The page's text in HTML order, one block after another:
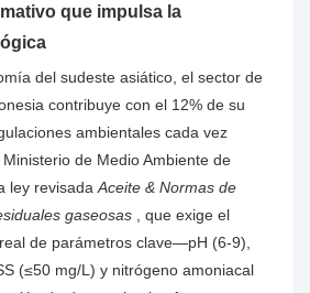
que impulsa la
del sudeste asiático, el sector de
contribuye con el 12% de su
ambientales cada vez
de Medio Ambiente de
ley revisadaAceite & Normas de
gaseosas , que exige el
de parámetros clave—pH (6-9),
(≤50 mg/L) y nitrógeno amoniacal